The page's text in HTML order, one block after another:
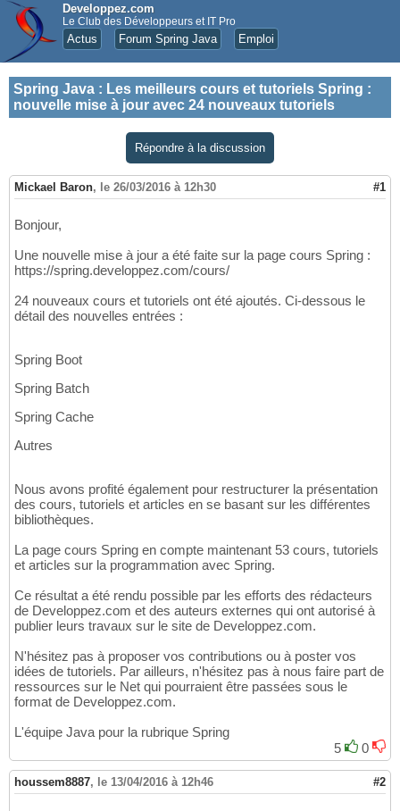
Developpez.com
Le Club des Développeurs et IT Pro
Actus Forum Spring Java Emploi
Spring Java : Les meilleurs cours et tutoriels Spring :
nouvelle mise à jour avec 24 nouveaux tutoriels
Répondre à la discussion
Mickael Baron, le 26/03/2016 à 12h30 #1
Bonjour,
Une nouvelle mise à jour a été faite sur la page cours Spring :
https://spring.developpez.com/cours/
24 nouveaux cours et tutoriels ont été ajoutés. Ci-dessous le
détail des nouvelles entrées :
Spring Boot
Spring Batch
Spring Cache
Autres
Nous avons profité également pour restructurer la présentation
des cours, tutoriels et articles en se basant sur les différentes
bibliothèques.
La page cours Spring en compte maintenant 53 cours, tutoriels
et articles sur la programmation avec Spring.
Ce résultat a été rendu possible par les efforts des rédacteurs
de Developpez.com et des auteurs externes qui ont autorisé à
publier leurs travaux sur le site de Developpez.com.
N'hésitez pas à proposer vos contributions ou à poster vos
idées de tutoriels. Par ailleurs, n'hésitez pas à nous faire part de
ressources sur le Net qui pourraient être passées sous le
format de Developpez.com.
L'équipe Java pour la rubrique Spring
5
0
houssem8887, le 13/04/2016 à 12h46 #2